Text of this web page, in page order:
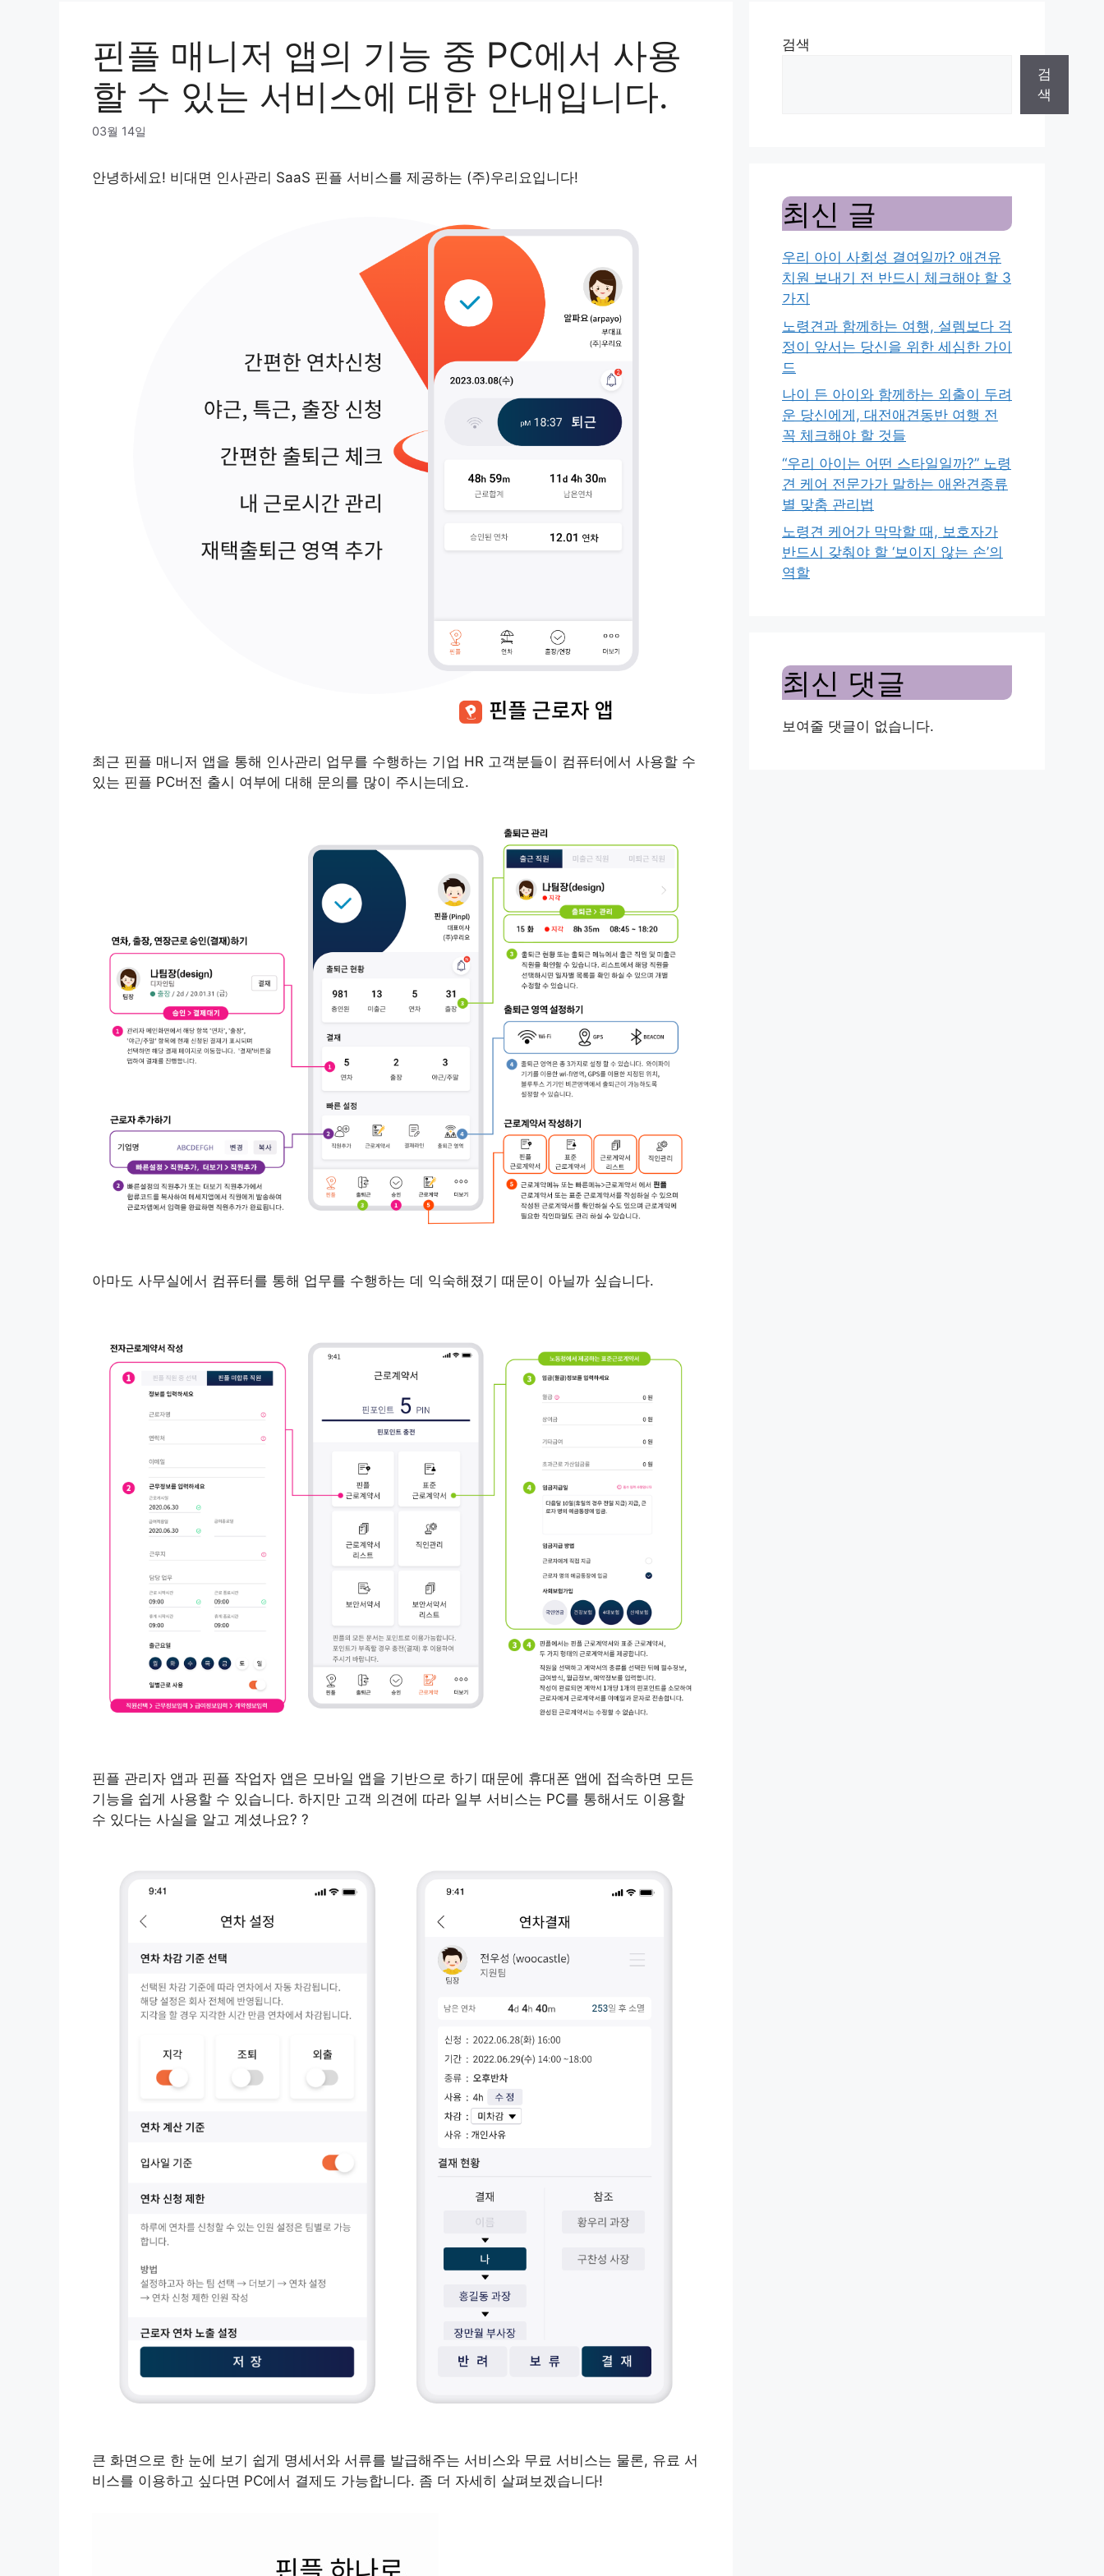
핀플 매니저 앱의 기능 중 PC에서 사용
할 수 있는 서비스에 대한 안내입니다.
03월 14일
안녕하세요! 비대면 인사관리 SaaS 핀플 서비스를 제공하는 (주)우리요입니다!
최근 핀플 매니저 앱을 통해 인사관리 업무를 수행하는 기업 HR 고객분들이 컴퓨터에서 사용할 수
있는 핀플 PC버전 출시 여부에 대해 문의를 많이 주시는데요.
아마도 사무실에서 컴퓨터를 통해 업무를 수행하는 데 익숙해졌기 때문이 아닐까 싶습니다.
핀플 관리자 앱과 핀플 작업자 앱은 모바일 앱을 기반으로 하기 때문에 휴대폰 앱에 접속하면 모든
기능을 쉽게 사용할 수 있습니다. 하지만 고객 의견에 따라 일부 서비스는 PC를 통해서도 이용할
수 있다는 사실을 알고 계셨나요? ?
큰 화면으로 한 눈에 보기 쉽게 명세서와 서류를 발급해주는 서비스와 무료 서비스는 물론, 유료 서
비스를 이용하고 싶다면 PC에서 결제도 가능합니다. 좀 더 자세히 살펴보겠습니다!
검색
검
색
최신 글
우리 아이 사회성 결여일까? 애견유
치원 보내기 전 반드시 체크해야 할 3
가지
노령견과 함께하는 여행, 설렘보다 걱
정이 앞서는 당신을 위한 세심한 가이
드
나이 든 아이와 함께하는 외출이 두려
운 당신에게, 대전애견동반 여행 전
꼭 체크해야 할 것들
“우리 아이는 어떤 스타일일까?” 노령
견 케어 전문가가 말하는 애완견종류
별 맞춤 관리법
노령견 케어가 막막할 때, 보호자가
반드시 갖춰야 할 ‘보이지 않는 손’의
역할
최신 댓글
보여줄 댓글이 없습니다.